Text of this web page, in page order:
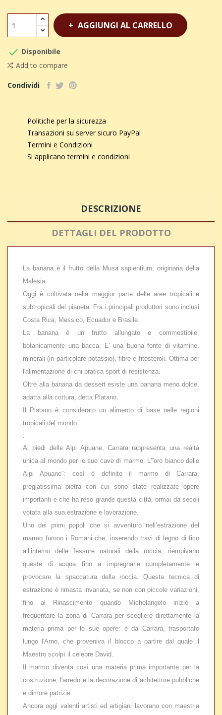
AGGIUNGI AL CARRELLO
 Disponibile
Add to compare
Condividi
Politiche per la sicurezza
Transazioni su server sicuro PayPal
Termini e Condizioni
Si applicano termini e condizioni
DESCRIZIONE
DETTAGLI DEL PRODOTTO
La banana è il frutto della Musa sapientium, originaria della
Malesia.
Oggi è coltivata nella maggior parte delle aree tropicali e
subtropicali del pianeta. Fra i principali produttori sono inclusi
Costa Rica, Messico, Ecuador e Brasile.
La banana è un frutto allungato e commestibile,
botanicamente una bacca. E' una buona fonte di vitamine,
minerali (in particolare potassio), fibre e fitosteroli. Ottima per
l'alimentazione di chi pratica sport di resistenza.
Oltre alla banana da dessert esiste una banana meno dolce,
adatta alla cottura, detta Platano.
Il Platano è considerato un alimento di base nelle regioni
tropicali del mondo.
.
Ai piedi delle Alpi Apuane, Carrara rappresenta una realtà
unica al mondo per le sue cave di marmo. L'”oro bianco delle
Alpi Apuane”: così è definito il marmo di Carrara,
pregiatissima pietra con cui sono state realizzate opere
importanti e che ha reso grande questa città, ormai da secoli
votata alla sua estrazione e lavorazione.
Uno dei primi popoli che si avventurò nell’estrazione del
marmo furono i Romani che, inserendo travi di legno di fico
all’interno delle fessure naturali della roccia, riempivano
queste di acqua fino a impregnarle completamente e
provocare la spaccatura della roccia. Questa tecnica di
estrazione è rimasta invariata, se non con piccole variazioni,
fino al Rinascimento quando Michelangelo iniziò a
frequentare la zona di Carrara per scegliere direttamente la
materia prima per le sue opere: è da Carrara, trasportato
lungo l'Arno, che proveniva il blocco a partire dal quale il
Maestro scolpì il celebre David.
Il marmo diventa così una materia prima importante per la
costruzione, l'arredo e la decorazione di achitetture pubbliche
e dimore patrizie.
Ancora oggi valenti artisti ed artigiani lavorano con maestria